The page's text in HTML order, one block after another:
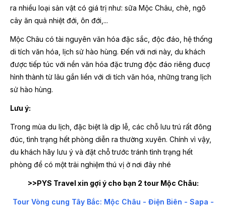
ra nhiều loại sản vật có giá trị như: sữa Mộc Châu, chè, ngô
cây ăn quả nhiệt đới, ôn đới,...
Mộc Châu có tài nguyên văn hóa đặc sắc, độc đáo, hệ thống
di tích văn hóa, lịch sử hào hùng. Đến với nơi này, du khách
được tiếp túc với nền văn hóa đặc trưng độc đáo riêng đucợ
hình thành từ lâu gắn liền với di tích văn hóa, những trang lịch
sử hào hùng.
Lưu ý:
Trong mùa du lịch, đặc biệt là dịp lễ, các chỗ lưu trú rất đông
đúc, tình trạng hết phòng diễn ra thường xuyên. Chính vì vậy,
du khách hãy lưu ý và đặt chỗ trước tránh tình trạng hết
phòng để có một trải nghiệm thú vị ở nơi đây nhé
>>PYS Travel xin gợi ý cho bạn 2 tour Mộc Châu:
Tour Vòng cung Tây Bắc: Mộc Châu - Điện Biên - Sapa -